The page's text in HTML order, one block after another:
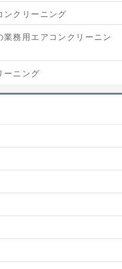
ンクリーニング
務用エアコンクリーニン
ーニング